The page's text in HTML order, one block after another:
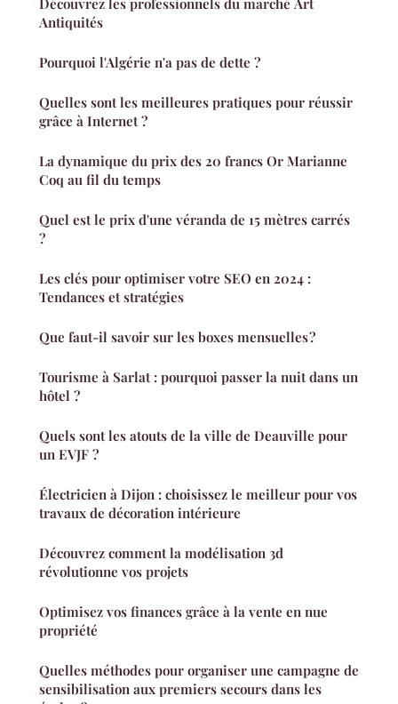
Découvrez les professionnels du marché Art
Antiquités
Pourquoi l'Algérie n'a pas de dette ?
Quelles sont les meilleures pratiques pour réussir
grâce à Internet ?
La dynamique du prix des 20 francs Or Marianne
Coq au fil du temps
Quel est le prix d'une véranda de 15 mètres carrés
?
Les clés pour optimiser votre SEO en 2024 :
Tendances et stratégies
Que faut-il savoir sur les boxes mensuelles ?
Tourisme à Sarlat : pourquoi passer la nuit dans un
hôtel ?
Quels sont les atouts de la ville de Deauville pour
un EVJF ?
Électricien à Dijon : choisissez le meilleur pour vos
travaux de décoration intérieure
Découvrez comment la modélisation 3d
révolutionne vos projets
Optimisez vos finances grâce à la vente en nue
propriété
Quelles méthodes pour organiser une campagne de
sensibilisation aux premiers secours dans les